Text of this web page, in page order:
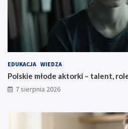
EDUKACJA WIEDZA
Polskie młode aktorki – talent,
7 sierpnia 2026